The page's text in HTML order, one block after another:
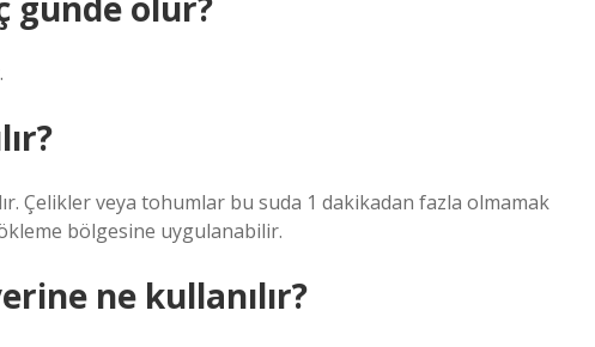
Çelikler veya tohumlar bu suda 1 dakikadan fazla olmamak
bölgesine uygulanabilir.
ne kullanılır?